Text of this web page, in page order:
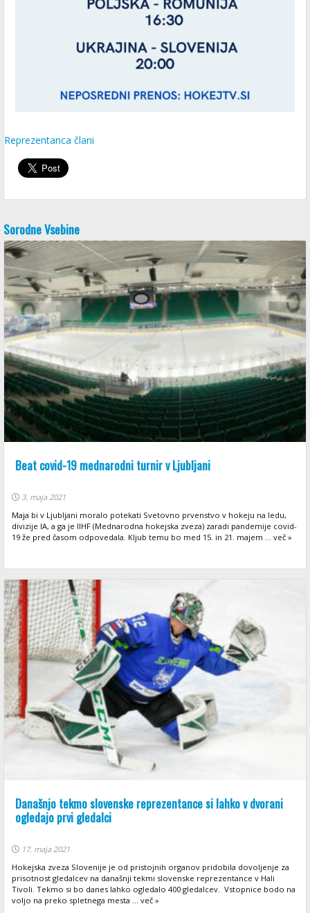
Reprezentanca člani
Sorodne Vsebine
Beat covid-19 mednarodni turnir v Ljubljani
3. maja 2021
Maja bi v Ljubljani moralo potekati Svetovno prvenstvo v hokeju na ledu,
divizije IA, a ga je IIHF (Mednarodna hokejska zveza) zaradi pandemije covid-
19 že pred časom odpovedala. Kljub temu bo med 15. in 21. majem ... več »
Današnjo tekmo slovenske reprezentance si lahko v dvorani
ogledajo prvi gledalci
17. maja 2021
Hokejska zveza Slovenije je od pristojnih organov pridobila dovoljenje za
prisotnost gledalcev na današnji tekmi slovenske reprezentance v Hali
Tivoli. Tekmo si bo danes lahko ogledalo 400 gledalcev. Vstopnice bodo na
voljo na preko spletnega mesta ... več »